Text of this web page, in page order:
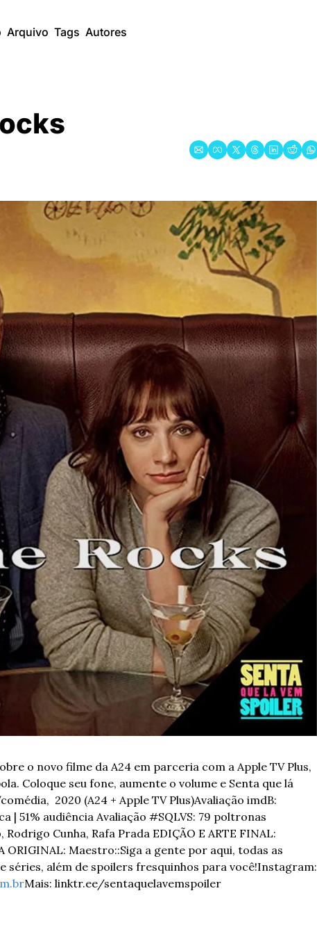
Arquivo Tags Autores
o novo filme da A24 em parceria com a Apple TV Plus,
Coloque seu fone, aumente o volume e Senta que lá
2020 (A24 + Apple TV Plus)Avaliação imdB:
| 51% audiência Avaliação #SQLVS: 79 poltronas
Rodrigo Cunha, Rafa Prada EDIÇÃO E ARTE FINAL:
ORIGINAL: Maestro::Siga a gente por aqui, todas as
séries, além de spoilers fresquinhos para você!Instagram:
Mais: linktr.ee/sentaquelavemspoiler